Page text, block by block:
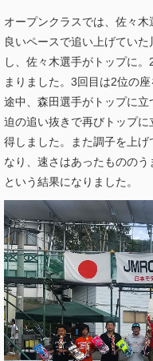
オープンクラスでは、佐々木
良いペースで追い上げてい
し、佐々木選手がトップに
まりました。3回目は2位の
途中、森田選手がトップに
迫の追い抜きで再びトップ
得しました。また調子を上
なり、速さはあったものの
という結果になりました。